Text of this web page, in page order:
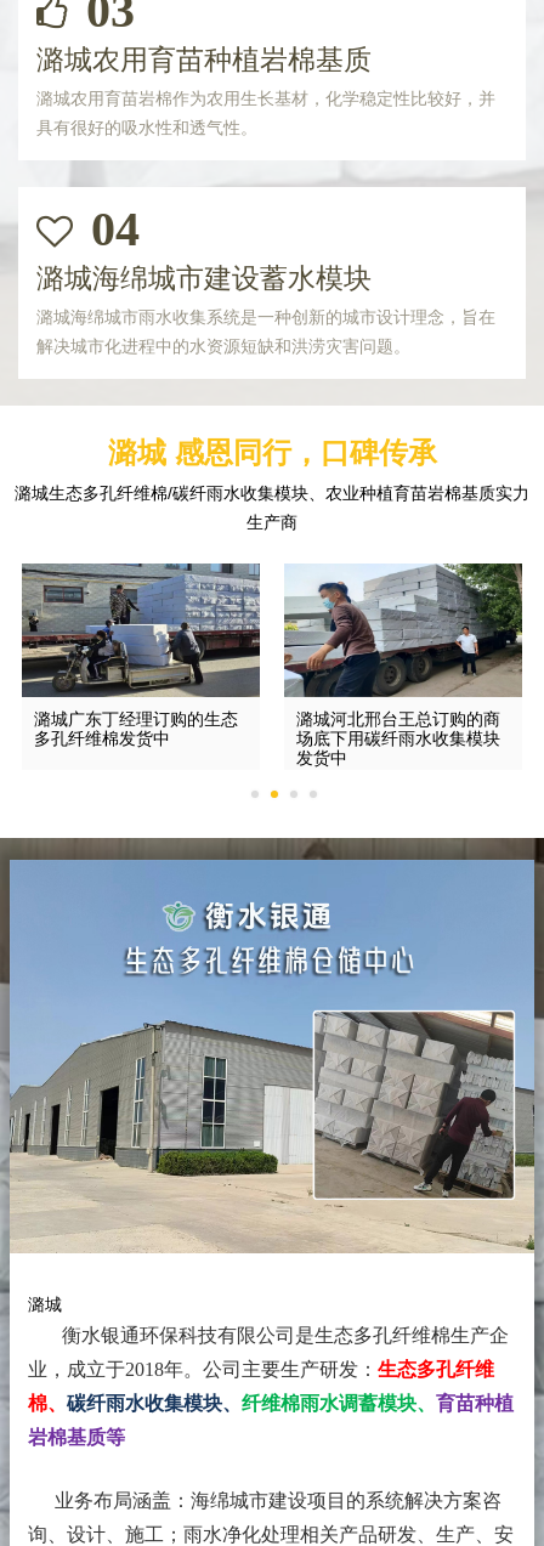
潞城农用育苗种植岩棉基质
潞城农用育苗岩棉作为农用生长基材，化学稳定性比较好，并
具有很好的吸水性和透气性。
04
潞城海绵城市建设蓄水模块
潞城海绵城市雨水收集系统是一种创新的城市设计理念，旨在
解决城市化进程中的水资源短缺和洪涝灾害问题。
潞城 感恩同行，口碑传承
潞城生态多孔纤维棉/碳纤雨水收集模块、农业种植育苗岩棉基质实力
生产商
潞城广东丁经理订购的生态
多孔纤维棉发货中
潞城河北邢台王总订购的商
场底下用碳纤雨水收集模块
发货中
潞城
衡水银通环保科技有限公司是生态多孔纤维棉生产企
业，成立于2018年。 公司主要生产研发： 生态多孔纤维
棉、 碳纤雨水收集模块、 纤维棉雨水调蓄模块、 育苗种植
岩棉基质等
业务布局涵盖：海绵城市建设项目的系统解决方案咨
询、设计、施工；雨水净化处理相关产品研发、生产、安